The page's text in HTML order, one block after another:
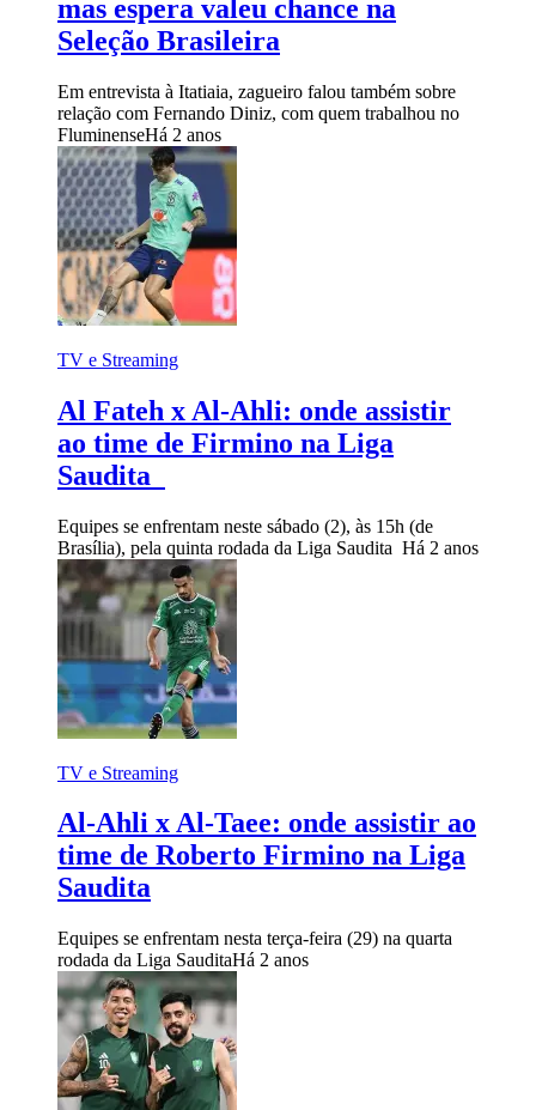
mas espera valeu chance na
Seleção Brasileira
Em entrevista à Itatiaia, zagueiro falou também sobre
relação com Fernando Diniz, com quem trabalhou no
FluminenseHá 2 anos
TV e Streaming
Al Fateh x Al-Ahli: onde assistir
ao time de Firmino na Liga
Saudita
Equipes se enfrentam neste sábado (2), às 15h (de
Brasília), pela quinta rodada da Liga Saudita Há 2 anos
TV e Streaming
Al-Ahli x Al-Taee: onde assistir ao
time de Roberto Firmino na Liga
Saudita
Equipes se enfrentam nesta terça-feira (29) na quarta
rodada da Liga SauditaHá 2 anos